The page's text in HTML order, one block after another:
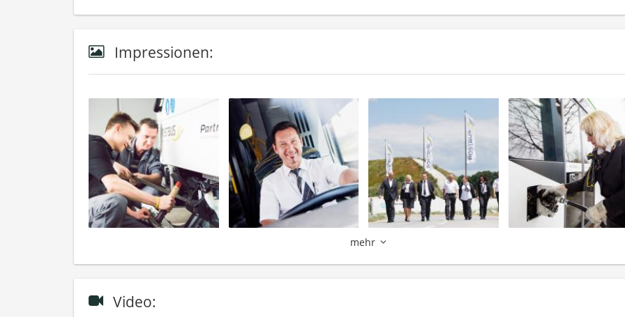
Impressionen:
mehr
Video: